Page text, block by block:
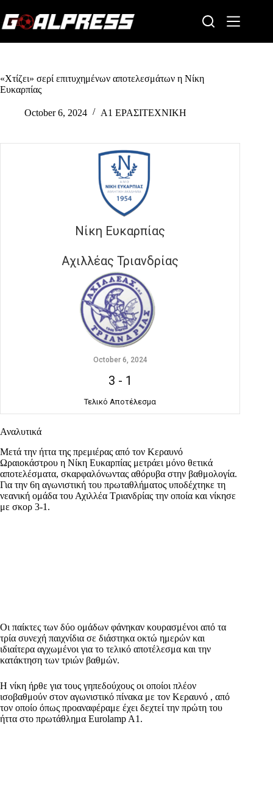
to
content
«Χτίζει» σερί επιτυχημένων αποτελεσμάτων η Νίκη
Ευκαρπίας
October 6, 2024 Α1 ΕΡΑΣΙΤΕΧΝΙΚΗ
Νίκη Ευκαρπίας
Αχιλλέας Τριανδρίας
October 6, 2024
3 - 1
Τελικό Αποτέλεσμα
Αναλυτικά
Μετά την ήττα της πρεμιέρας από τον Κεραυνό
Ωραιοκάστρου η Νίκη Ευκαρπίας μετράει μόνο θετικά
αποτελέσματα, σκαρφαλόνωντας αθόρυβα στην βαθμολογία.
Για την 6η αγωνιστική του πρωταθλήματος υποδέχτηκε τη
νεανική ομάδα του Αχιλλέα Τριανδρίας την οποία και νίκησε
με σκορ 3-1.
Οι παίκτες των δύο ομάδων φάνηκαν κουρασμένοι από τα
τρία συνεχή παιχνίδια σε διάστηκα οκτώ ημερών και
ιδιαίτερα αγχωμένοι για το τελικό αποτέλεσμα και την
κατάκτηση των τριών βαθμών.
Η νίκη ήρθε για τους γηπεδούχους οι οποίοι πλέον
ισοβαθμούν στον αγωνιστικό πίνακα με τον Κεραυνό , από
τον οποίο όπως προαναφέραμε έχει δεχτεί την πρώτη του
ήττα στο πρωτάθλημα Eurolamp A1.